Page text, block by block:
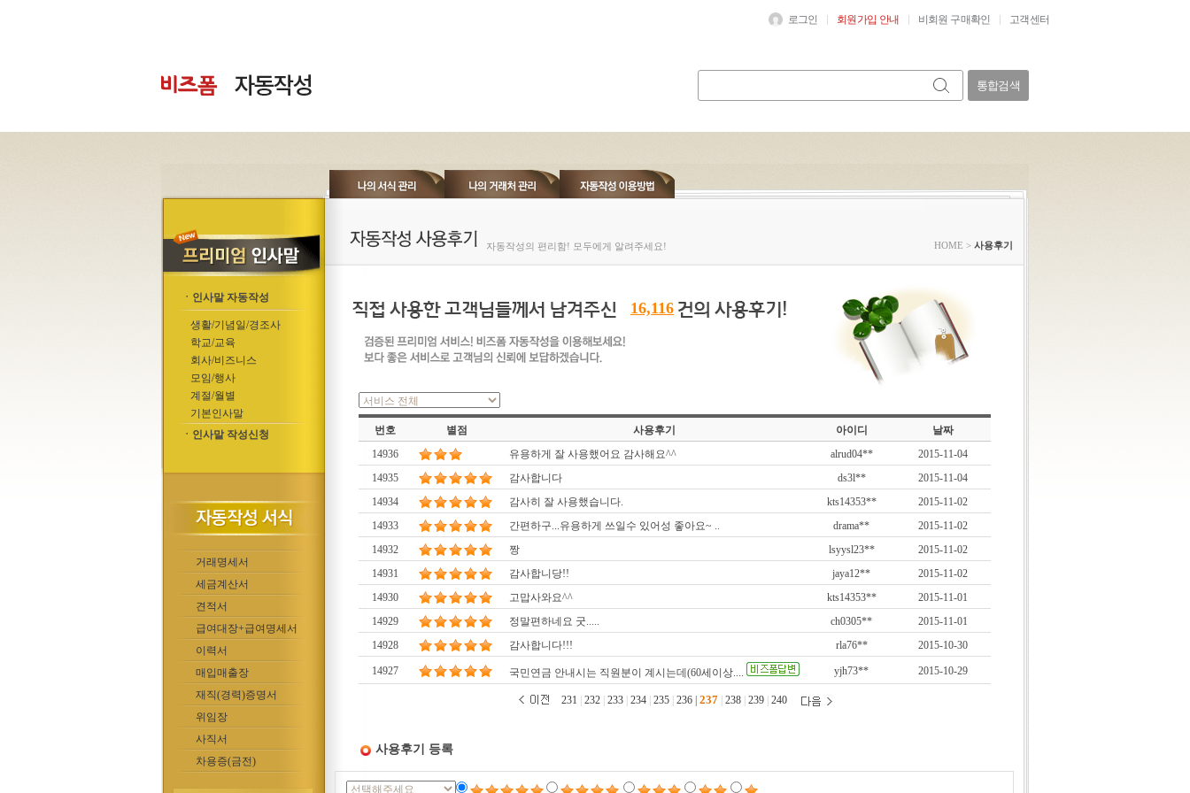
로그인 회원가입 안내 비회원 구매확인 고객센터
통합검색
ㆍ인사말 자동작성
생활/기념일/경조사
학교/교육
회사/비즈니스
모임/행사
계절/월별
기본인사말
ㆍ인사말 작성신청
거래명세서
세금계산서
견적서
급여대장+급여명세서
이력서
매입매출장
재직(경력)증명서
위임장
사직서
차용증(금전)
자동작성의 편리함! 모두에게 알려주세요! HOME > 사용후기
16,116
번호 별점 사용후기 아이디
날짜
14936
유용하게 잘 사용했어요 감사해요^^ alrud04**
2015-11-04
14935
감사합니다 ds3l**
2015-11-04
14934
감사히 잘 사용했습니다. kts14353**
2015-11-02
14933
간편하구...유용하게 쓰일수 있어성 좋아요~ .. drama**
2015-11-02
14932
짱 lsyysl23**
2015-11-02
14931
감사합니당!! jaya12**
2015-11-02
14930
고맙사와요^^ kts14353**
2015-11-01
14929
정말편하네요 굿..... ch0305**
2015-11-01
14928
감사합니다!!! rla76** 2015-10-30
14927 국민연금 안내시는 직원분이 계시는데(60세이상.... yjh73** 2015-10-29
231 232 233 234 235 236 237 238 239 240
사용후기 등록